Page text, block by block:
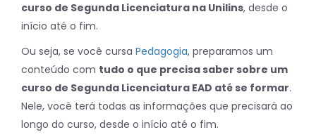
curso de Segunda Licenciatura na Unilins, desde o
início até o fim.
Ou seja, se você cursa Pedagogia, preparamos um
conteúdo com tudo o que precisa saber sobre um
curso de Segunda Licenciatura EAD até se formar.
Nele, você terá todas as informações que precisará ao
longo do curso, desde o início até o fim.